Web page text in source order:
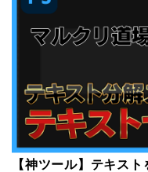
【神ツール】テキス